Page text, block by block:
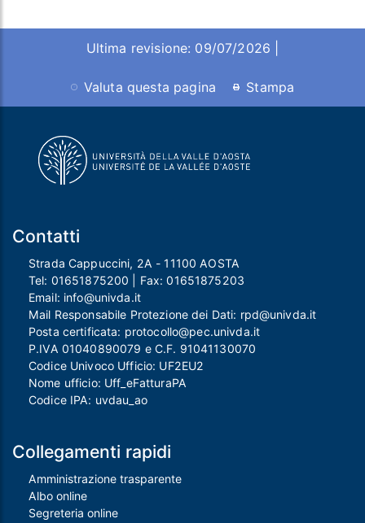
Ultima revisione: 09/07/2026 |
Valuta questa pagina Stampa
Contatti
Strada Cappuccini, 2A - 11100 AOSTA
Tel: 01651875200 | Fax:01651875203
Email: info@univda.it
Mail Responsabile Protezione dei Dati: rpd@univda.it
Posta certificata: protocollo@pec.univda.it
P.IVA 01040890079 e C.F. 91041130070
Codice Univoco Ufficio: UF2EU2
Nome ufficio: Uff_eFatturaPA
Codice IPA: uvdau_ao
Collegamenti rapidi
Amministrazione trasparente
Albo online
Segreteria online